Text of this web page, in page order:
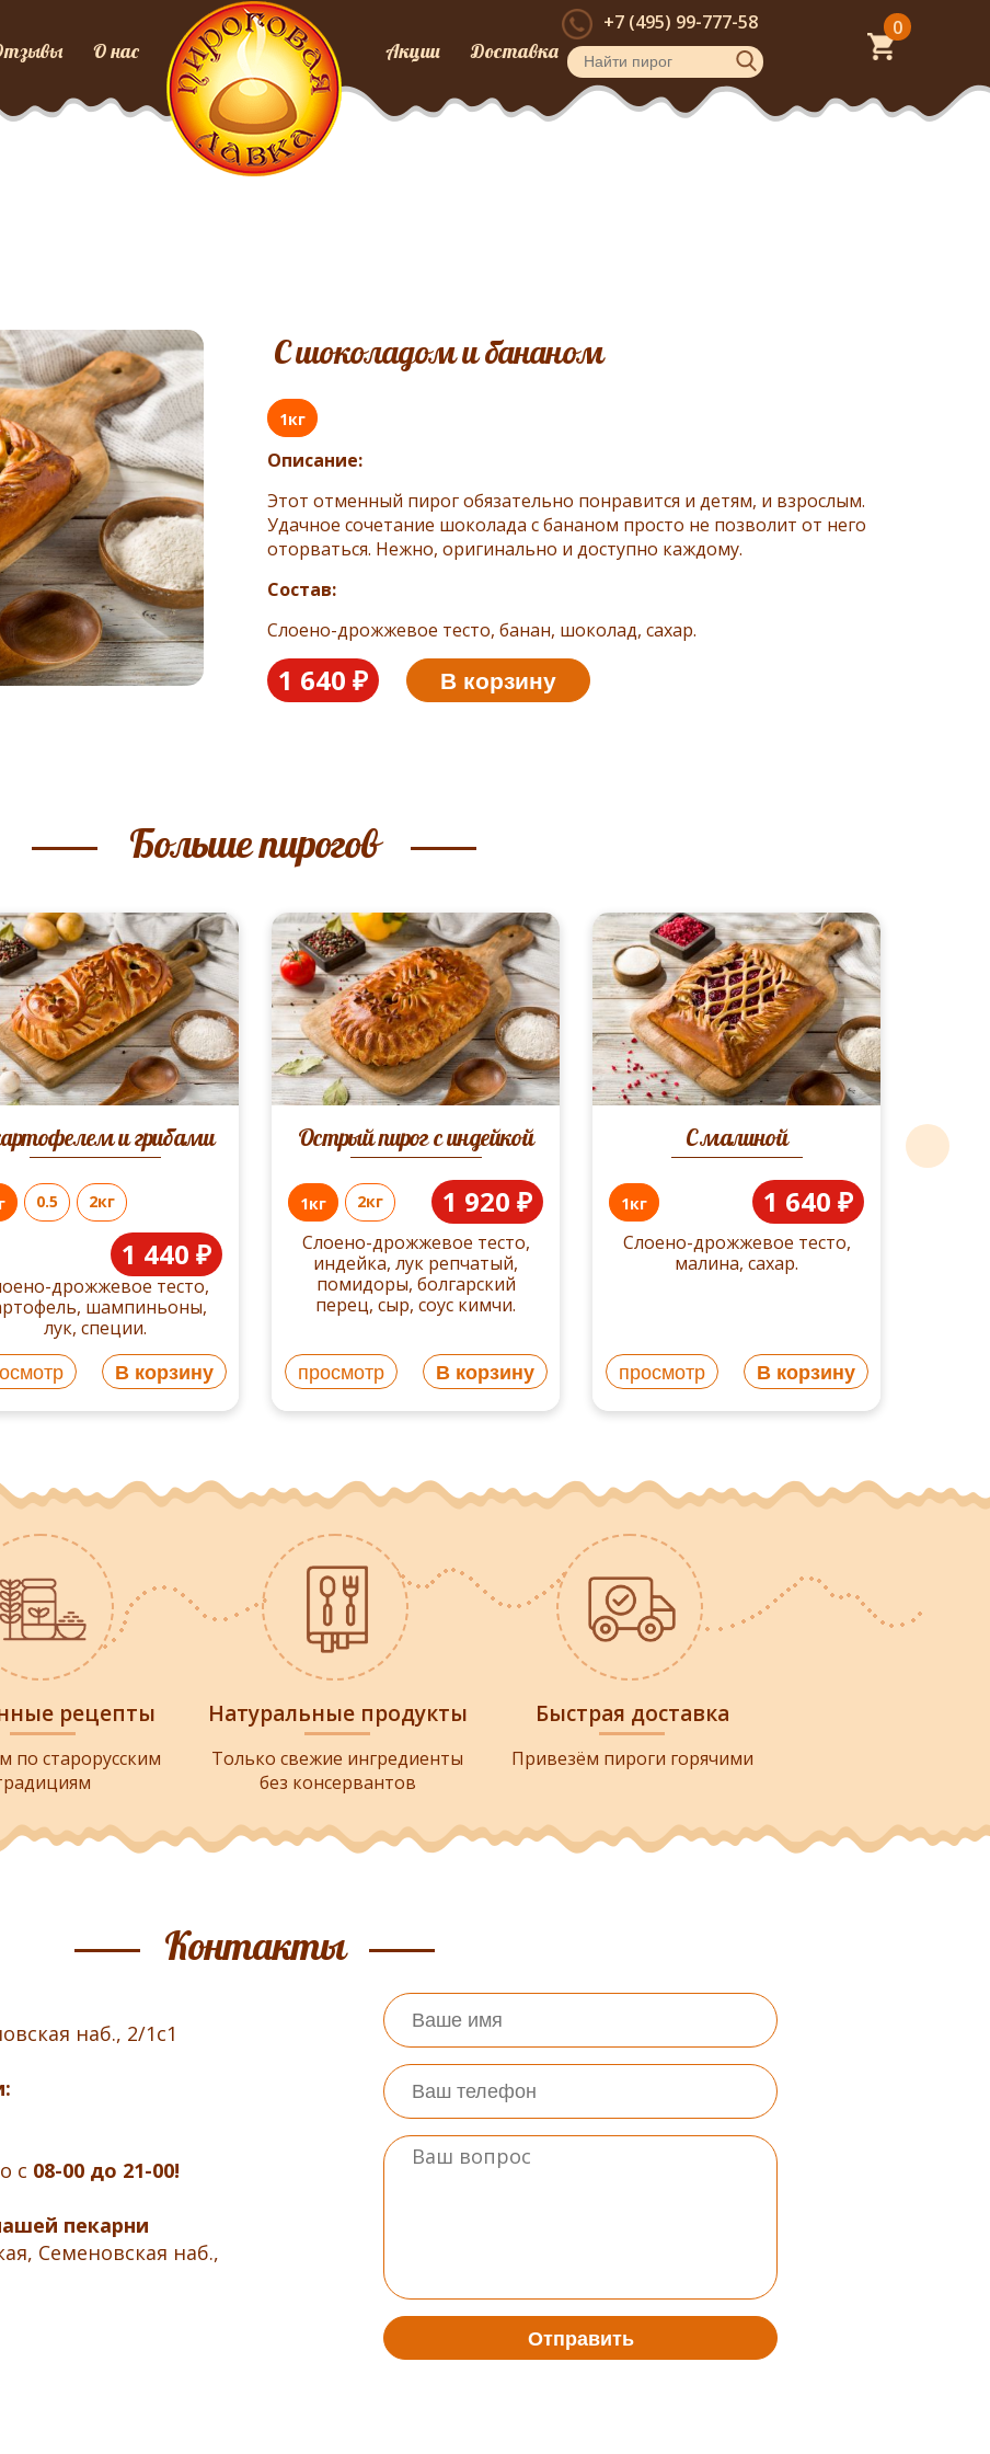
О нас Акции Доставка
+7 (495) 99-777-58 0
С шоколадом и бананом
1кг
Описание:
Этот отменный пирог обязательно понравится и детям, и взрослым.
Удачное сочетание шоколада с бананом просто не позволит от него
оторваться. Нежно, оригинально и доступно каждому.
Состав:
Слоено-дрожжевое тесто, банан, шоколад, сахар.
1 640 ₽ В корзину
Больше пирогов
и грибами
0.5 2кг
1 440 ₽
дрожжевое тесто,
шампиньоны,
лук, специи.
В корзину
Острый пирог с индейкой
1кг 2кг 1 920 ₽
Слоено-дрожжевое тесто,
индейка, лук репчатый,
помидоры, болгарский
перец, сыр, соус кимчи.
просмотр В корзину
С малиной
1кг 1 640 ₽
Слоено-дрожжевое тесто,
малина, сахар.
просмотр В корзину
рецепты
по старорусским
Натуральные продукты
Только свежие ингредиенты
без консервантов
Быстрая доставка
Привезём пироги горячими
Контакты
наб., 2/1с1
с 08-00 до 21-00!
пекарни
Семеновская наб.,
Отправить